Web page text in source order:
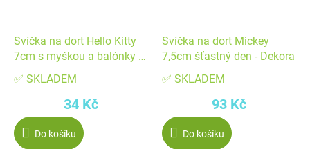
Svíčka na dort Hello Kitty
7cm s myškou a balónky -
Dekora
✅ SKLADEM
34 Kč
Do košíku
Svíčka na dort Mickey
7,5cm šťastný den - Dekora
✅ SKLADEM
93 Kč
Do košíku